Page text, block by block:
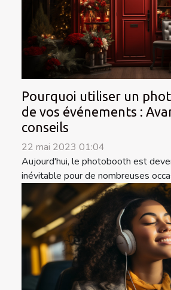
Pourquoi utiliser un
de vos événements :
conseils
22 mai 2023 01:04
Aujourd'hui, le photobooth est
inévitable pour de nombreuses